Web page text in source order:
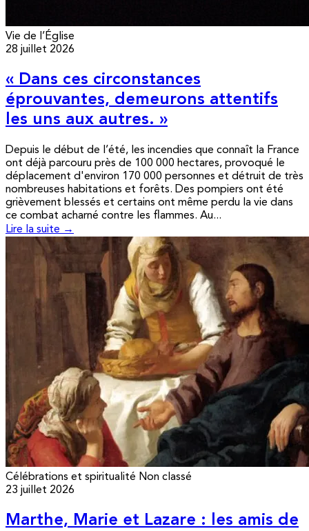
Vie de l’Église
28 juillet 2026
« Dans ces circonstances
éprouvantes, demeurons attentifs
les uns aux autres. »
Depuis le début de l’été, les incendies que connaît la France
ont déjà parcouru près de 100 000 hectares, provoqué le
déplacement d'environ 170 000 personnes et détruit de très
nombreuses habitations et forêts. Des pompiers ont été
grièvement blessés et certains ont même perdu la vie dans
ce combat acharné contre les flammes. Au...
Lire la suite →
Célébrations et spiritualité Non classé
23 juillet 2026
Marthe, Marie et Lazare : les amis de